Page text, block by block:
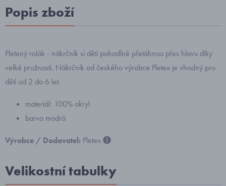
Popis zboží
Pletený rolák - nákrčník si děti pohodlně přetáhnou přes hlavu díky
velké pružnosti. Nákrčník od českého výrobce Pletex je vhodný pro
děti od 2 do 6 let.
materiál: 100% akryl
barva modrá
Výrobce / Dodavatel: Pletex
Velikostní tabulky